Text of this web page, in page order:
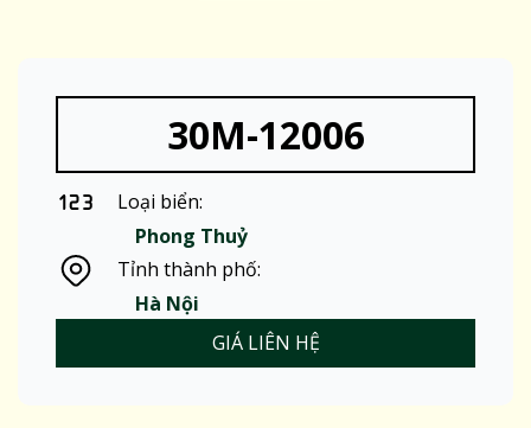
30M-12006
Loại biển:
Phong Thuỷ
Tỉnh thành phố:
Hà Nội
GIÁ LIÊN HỆ